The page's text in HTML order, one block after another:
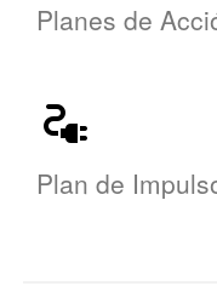
Planes de
Plan de